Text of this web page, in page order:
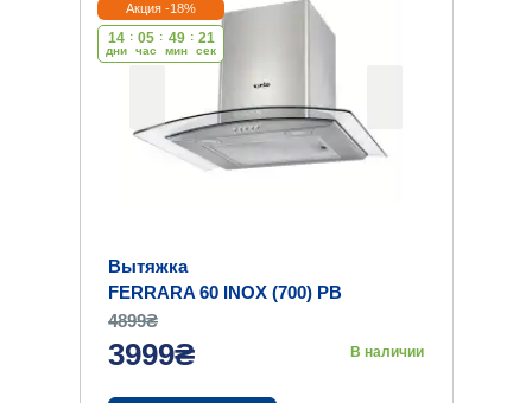
Акция -18%
14
дни
: 05
час
: 49
мин
: 20
cек
Вытяжка
FERRARA 60 INOX (700) PB
4899₴
3999₴ В наличии